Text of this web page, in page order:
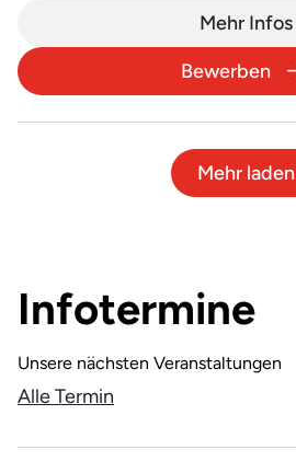
Mehr Infos
Bewerben
Mehr laden
Infotermine
Unsere nächsten Veranstaltungen
Alle Termin